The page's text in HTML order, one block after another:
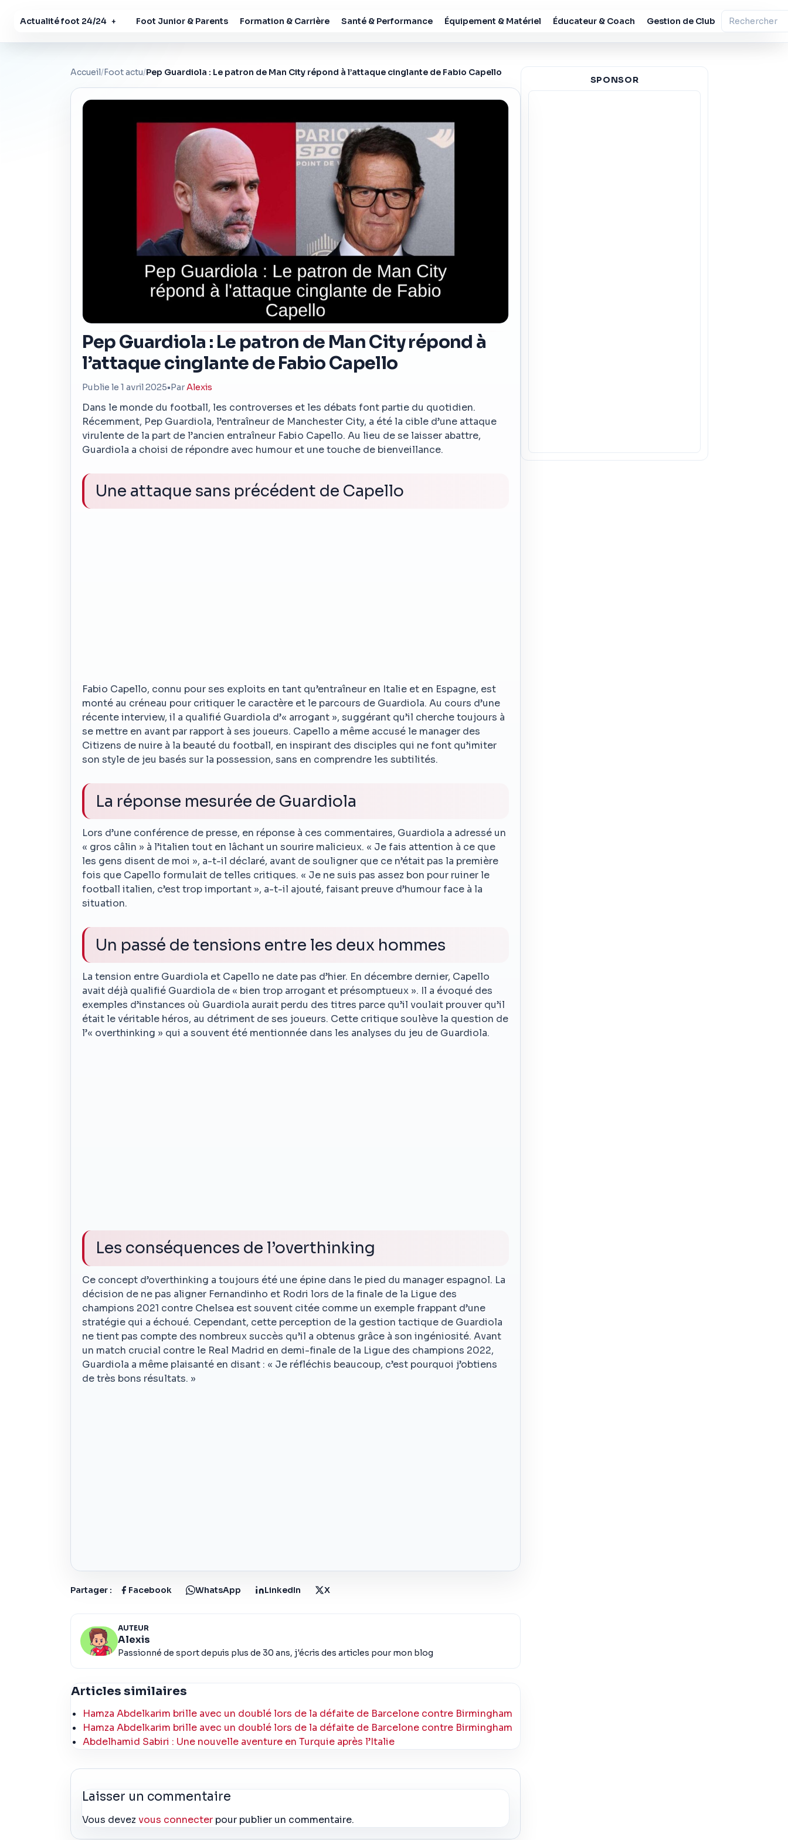
Actualité foot 24/24 + Foot Junior & Parents Formation & Carrière Santé & Performance Équipement & Matériel Éducateur & Coach Gestion de Club
Accueil/Foot actu/Pep Guardiola : Le patron de Man City répond à l’attaque cinglante de Fabio Capello
Pep Guardiola : Le patron de Man City répond à
l’attaque cinglante de Fabio Capello
Publie le 1 avril 2025•ParAlexis
Dans le monde du football, les controverses et les débats font partie du quotidien.
Récemment, Pep Guardiola, l’entraîneur de Manchester City, a été la cible d’une attaque
virulente de la part de l’ancien entraîneur Fabio Capello. Au lieu de se laisser abattre,
Guardiola a choisi de répondre avec humour et une touche de bienveillance.
Une attaque sans précédent de Capello
Fabio Capello, connu pour ses exploits en tant qu’entraîneur en Italie et en Espagne, est
monté au créneau pour critiquer le caractère et le parcours de Guardiola. Au cours d’une
récente interview, il a qualifié Guardiola d’« arrogant », suggérant qu’il cherche toujours à
se mettre en avant par rapport à ses joueurs. Capello a même accusé le manager des
Citizens de nuire à la beauté du football, en inspirant des disciples qui ne font qu’imiter
son style de jeu basés sur la possession, sans en comprendre les subtilités.
La réponse mesurée de Guardiola
Lors d’une conférence de presse, en réponse à ces commentaires, Guardiola a adressé un
« gros câlin » à l’italien tout en lâchant un sourire malicieux. « Je fais attention à ce que
les gens disent de moi », a-t-il déclaré, avant de souligner que ce n’était pas la première
fois que Capello formulait de telles critiques. « Je ne suis pas assez bon pour ruiner le
football italien, c’est trop important », a-t-il ajouté, faisant preuve d’humour face à la
situation.
Un passé de tensions entre les deux hommes
La tension entre Guardiola et Capello ne date pas d’hier. En décembre dernier, Capello
avait déjà qualifié Guardiola de « bien trop arrogant et présomptueux ». Il a évoqué des
exemples d’instances où Guardiola aurait perdu des titres parce qu’il voulait prouver qu’il
était le véritable héros, au détriment de ses joueurs. Cette critique soulève la question de
l’« overthinking » qui a souvent été mentionnée dans les analyses du jeu de Guardiola.
Les conséquences de l’overthinking
Ce concept d’overthinking a toujours été une épine dans le pied du manager espagnol. La
décision de ne pas aligner Fernandinho et Rodri lors de la finale de la Ligue des
champions 2021 contre Chelsea est souvent citée comme un exemple frappant d’une
stratégie qui a échoué. Cependant, cette perception de la gestion tactique de Guardiola
ne tient pas compte des nombreux succès qu’il a obtenus grâce à son ingéniosité. Avant
un match crucial contre le Real Madrid en demi-finale de la Ligue des champions 2022,
Guardiola a même plaisanté en disant : « Je réfléchis beaucoup, c’est pourquoi j’obtiens
de très bons résultats. »
Partager : Facebook WhatsApp LinkedIn X
AUTEUR
Alexis
Passionné de sport depuis plus de 30 ans, j'écris des articles pour mon blog
Articles similaires
Hamza Abdelkarim brille avec un doublé lors de la défaite de Barcelone contre Birmingham
Hamza Abdelkarim brille avec un doublé lors de la défaite de Barcelone contre Birmingham
Abdelhamid Sabiri : Une nouvelle aventure en Turquie après l’Italie
Laisser un commentaire
Vous devezvous connecter pour publier un commentaire.
SPONSOR